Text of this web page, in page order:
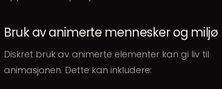
Bruk av animerte mennesker og miljø
Diskret bruk av animerte elementer kan gi liv til
animasjonen. Dette kan inkludere: